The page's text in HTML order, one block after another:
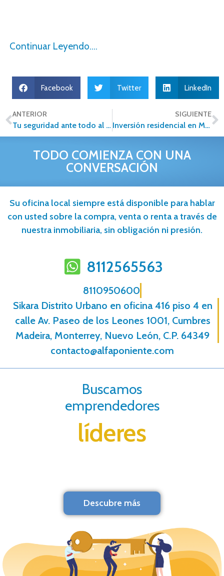
Continuar Leyendo….
Facebook Twitter LinkedIn
ANTERIOR
Tu seguridad ante todo al buscar una casa
SIGUIENTE
Inversión residencial en México avanzó 4.6%: SHCP
TODO COMIENZA CON UNA
CONVERSACIÓN
Su oficina local siempre está disponible para hablar
con usted sobre la compra, venta o renta a través de
nuestra inmobiliaria, sin obligación ni presión.
8112565563
8110950600
Sikara Distrito Urbano en oficina 416 piso 4 en
calle Av. Paseo de los Leones 1001, Cumbres
Madeira, Monterrey, Nuevo León, C.P. 64349
contacto@alfaponiente.com
Buscamos
emprendedores
líderes
Descubre más